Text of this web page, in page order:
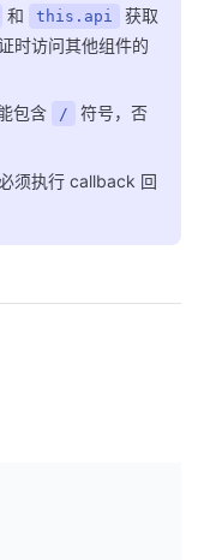
和 this.api
获取
时访问其他组件的
包含
/
符号，否
须执行 callback 回